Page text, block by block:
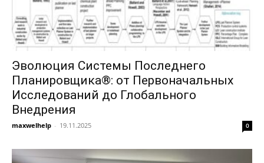
Эволюция Системы Последнего
Планировщика®: от Первоначальных
Исследований до Глобального
Внедрения
maxwelhelp - 19.11.2025 0